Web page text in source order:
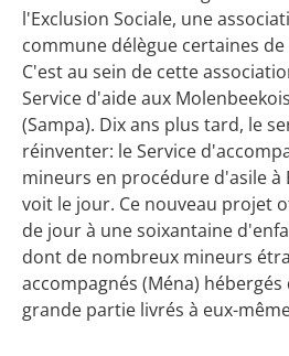
l'Exclusion Sociale, une
commune délègue certaines
C'est au sein de cette
Service d'aide aux
(Sampa). Dix ans plus tard, le
réinventer: le Service
mineurs en procédure d'asile à
voit le jour. Ce nouveau projet
de jour à une soixantaine
dont de nombreux mineurs
accompagnés (Ména)
grande partie livrés à eux-